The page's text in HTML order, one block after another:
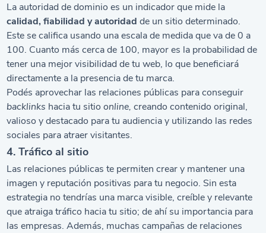
La autoridad de dominio es un indicador que mide la
calidad, fiabilidad y autoridad de un sitio determinado.
Este se califica usando una escala de medida que va de 0 a
100. Cuanto más cerca de 100, mayor es la probabilidad de
tener una mejor visibilidad de tu web, lo que beneficiará
directamente a la presencia de tu marca.
Podés aprovechar las relaciones públicas para conseguir
backlinks hacia tu sitioonline, creando contenido original,
valioso y destacado para tu audiencia y utilizando las redes
sociales para atraer visitantes.
4. Tráfico al sitio
Las relaciones públicas te permiten crear y mantener una
imagen y reputación positivas para tu negocio. Sin esta
estrategia no tendrías una marca visible, creíble y relevante
que atraiga tráfico hacia tu sitio; de ahí su importancia para
las empresas. Además, muchas campañas de relaciones